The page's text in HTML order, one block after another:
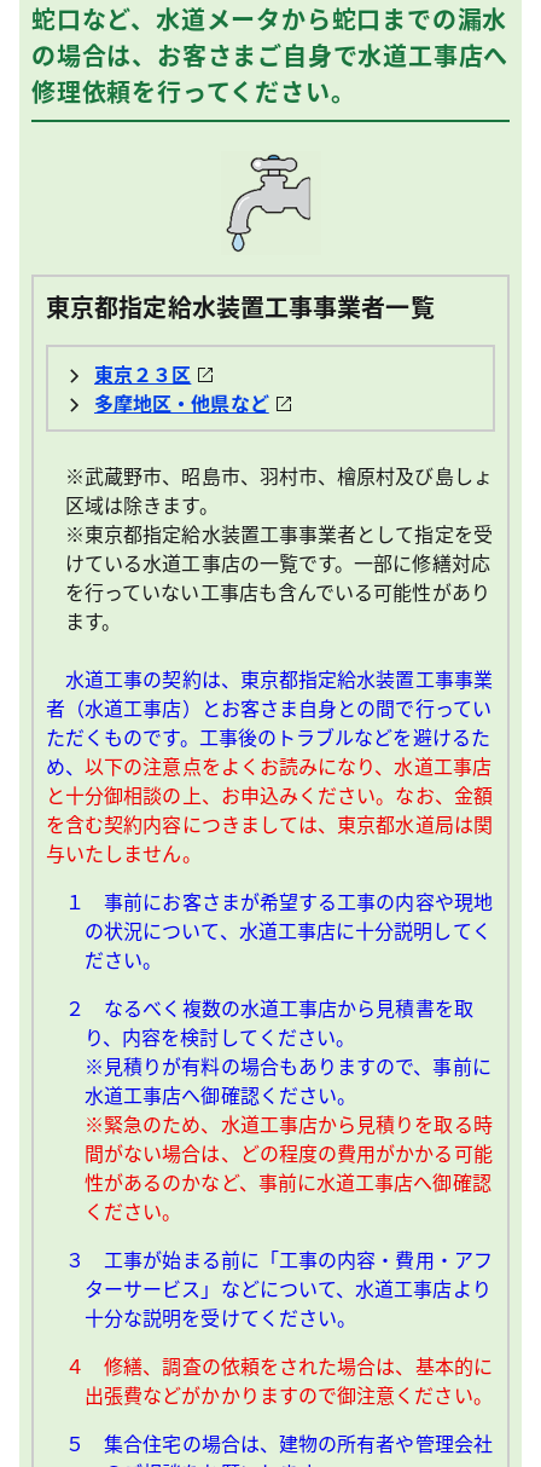
蛇口など、水道メータから蛇口までの漏水
の場合は、お客さまご自身で水道工事店へ
修理依頼を行ってください。
東京都指定給水装置工事事業者一覧
東京２３区
多摩地区・他県など
※武蔵野市、昭島市、羽村市、檜原村及び島しょ
区域は除きます。
※東京都指定給水装置工事事業者として指定を受
けている水道工事店の一覧です。一部に修繕対応
を行っていない工事店も含んでいる可能性があり
ます。
水道工事の契約は、東京都指定給水装置工事事業
者（水道工事店）とお客さま自身との間で行ってい
ただくものです。工事後のトラブルなどを避けるた
め、以下の注意点をよくお読みになり、水道工事店
と十分御相談の上、お申込みください。なお、金額
を含む契約内容につきましては、東京都水道局は関
与いたしません。
１ 事前にお客さまが希望する工事の内容や現地
の状況について、水道工事店に十分説明してく
ださい。
２ なるべく複数の水道工事店から見積書を取
り、内容を検討してください。
※見積りが有料の場合もありますので、事前に
水道工事店へ御確認ください。
※緊急のため、水道工事店から見積りを取る時
間がない場合は、どの程度の費用がかかる可能
性があるのかなど、事前に水道工事店へ御確認
ください。
３ 工事が始まる前に「工事の内容・費用・アフ
ターサービス」などについて、水道工事店より
十分な説明を受けてください。
４ 修繕、調査の依頼をされた場合は、基本的に
出張費などがかかりますので御注意ください。
５ 集合住宅の場合は、建物の所有者や管理会社